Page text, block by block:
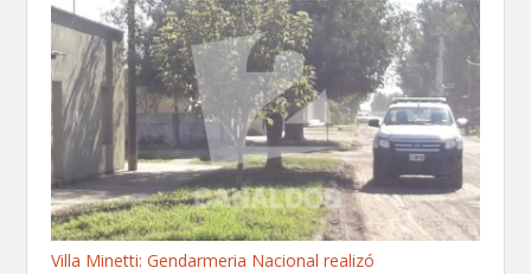
Villa Minetti: Gendarmeria Nacional realizó